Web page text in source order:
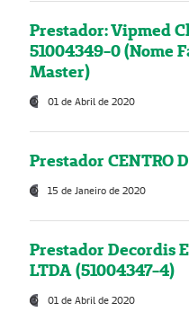
Prestador: Vipmed
51004349-0 (Nome
Master)
01 de Abril de 2020
Prestador CENTRO
15 de Janeiro de 2020
Prestador Decordis
LTDA (51004347-4)
01 de Abril de 2020